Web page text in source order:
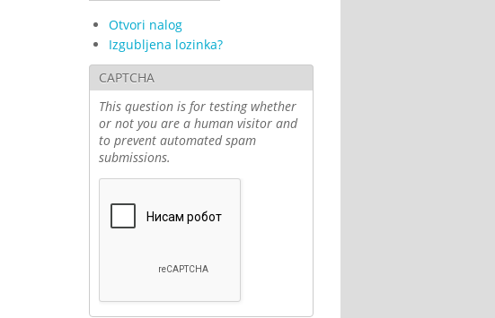
Otvori nalog
Izgubljena lozinka?
CAPTCHA
This question is for testing whether
or not you are a human visitor and
to prevent automated spam
submissions.